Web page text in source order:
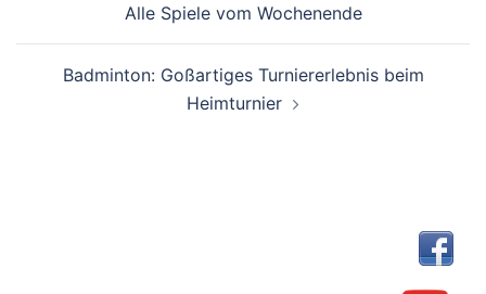
Alle Spiele vom Wochenende
Badminton: Goßartiges Turniererlebnis beim
Heimturnier